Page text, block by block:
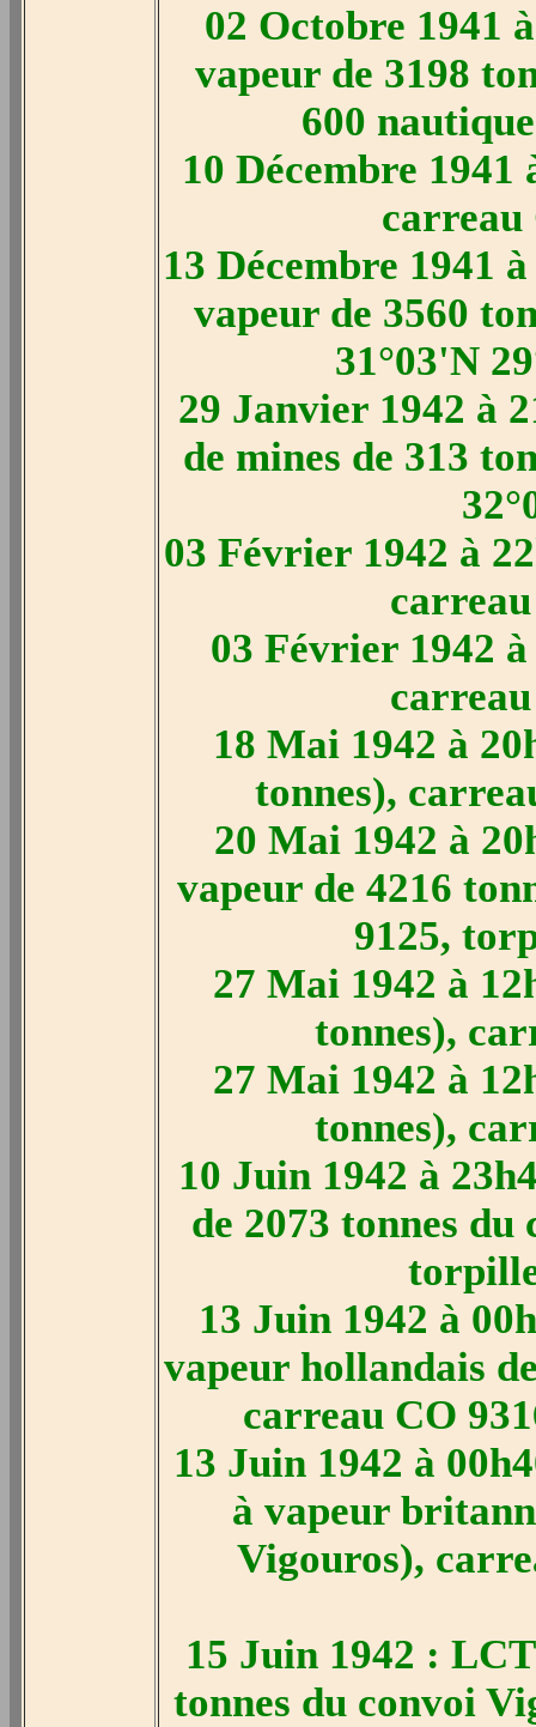
02 Octobre 1941
vapeur de 3198
600
10 Décembre
carreau
13 Décembre 1941
vapeur de 3560
31°03'N
29 Janvier 1942 à
de mines de 313
03 Février 1942 à
03 Février 1942
18 Mai 1942 à
tonnes),
20 Mai 1942 à
vapeur de 4216
9125,
27 Mai 1942 à
tonnes),
27 Mai 1942 à
tonnes),
10 Juin 1942 à
de 2073 tonnes
13 Juin 1942 à
vapeur hollandais
carreau CO
13 Juin 1942 à
à vapeur
Vigouros),
15 Juin 1942 :
tonnes du convoi